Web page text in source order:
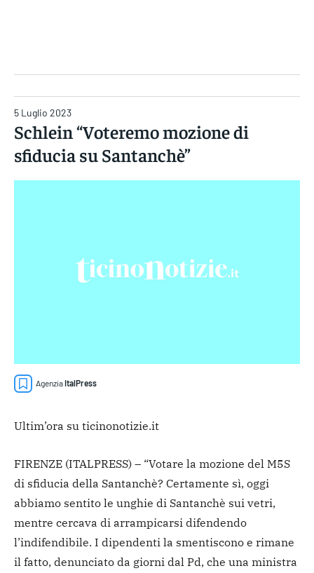
5 Luglio 2023
Schlein “Voteremo mozione di
sfiducia su Santanchè”
AgenziaItalPress
Ultim’ora su ticinonotizie.it
FIRENZE (ITALPRESS) – “Votare la mozione del M5S
di sfiducia della Santanchè? Certamente sì, oggi
abbiamo sentito le unghie di Santanchè sui vetri,
mentre cercava di arrampicarsi difendendo
l’indifendibile. I dipendenti la smentiscono e rimane
il fatto, denunciato da giorni dal Pd, che una ministra